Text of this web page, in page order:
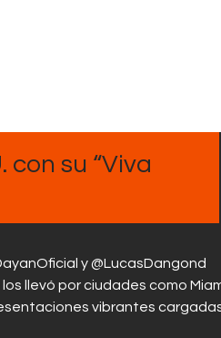
con su “Viva
y @LucasDangond
llevó por ciudades como
vibrantes